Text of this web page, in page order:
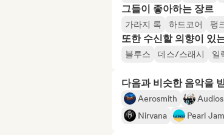
그들이 좋아하는 장르
가라지 록 하드코어 펑
또한 수신할 의향이 있
블루스 데스/스래시 일
다음과 비슷한 음악을
Aerosmith
Nirvana
Pearl Jam